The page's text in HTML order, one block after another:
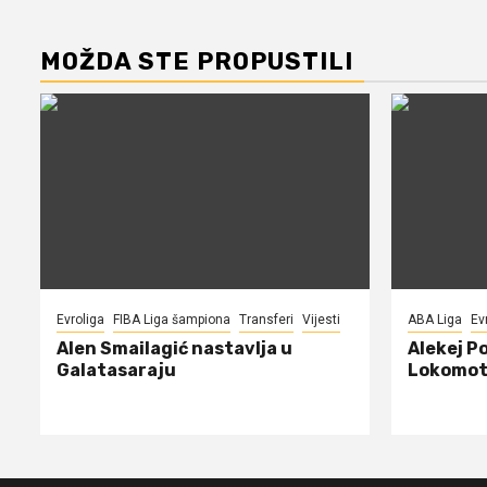
MOŽDA STE PROPUSTILI
Evroliga FIBA Liga šampiona Transferi Vijesti
Alen Smailagić nastavlja u
Galatasaraju
ABA Liga
Alekej